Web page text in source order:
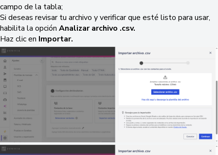
campo de la tabla;
Si deseas revisar tu archivo y verificar que esté listo para usar,
habilita la opción Analizar archivo .csv.
Haz clic en Importar.